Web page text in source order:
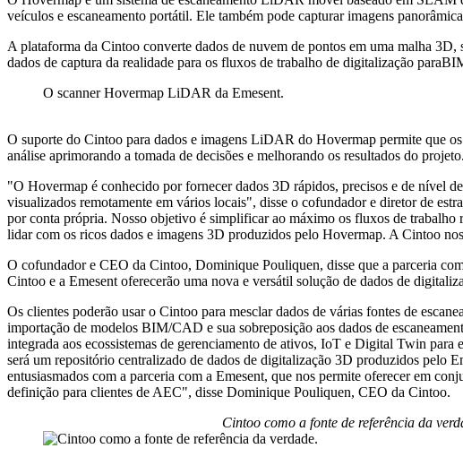
veículos e escaneamento portátil. Ele também pode capturar imagens
A plataforma da Cintoo converte dados de nuvem de pontos em uma malha
dados de captura da realidade para os fluxos de trabalho de digitalização
O scanner Hovermap LiDAR da Emesent.
O suporte do Cintoo para dados e imagens LiDAR do Hovermap permite que
análise aprimorando a tomada de decisões e melhorando os resultados do projeto.
"O Hovermap é conhecido por fornecer dados 3D rápidos, precisos e de nível
visualizados remotamente em vários locais", disse o cofundador e diretor de
por conta própria. Nosso objetivo é simplificar ao máximo os fluxos de trabalho
lidar com os ricos dados e imagens 3D produzidos pelo Hovermap. A Cintoo
O cofundador e CEO da Cintoo, Dominique Pouliquen, disse que a parceria
Cintoo e a Emesent oferecerão uma nova e versátil solução de dados de
Os clientes poderão usar o Cintoo para mesclar dados de várias fontes de
importação de modelos BIM/CAD e sua sobreposição aos dados de
integrada aos ecossistemas de gerenciamento de ativos, IoT e Digital Twin
será um repositório centralizado de dados de digitalização 3D produzidos pelo
entusiasmados com a parceria com a Emesent, que nos permite oferecer em
definição para clientes de AEC", disse Dominique Pouliquen, CEO da Cintoo.
Cintoo como a fonte de referência da